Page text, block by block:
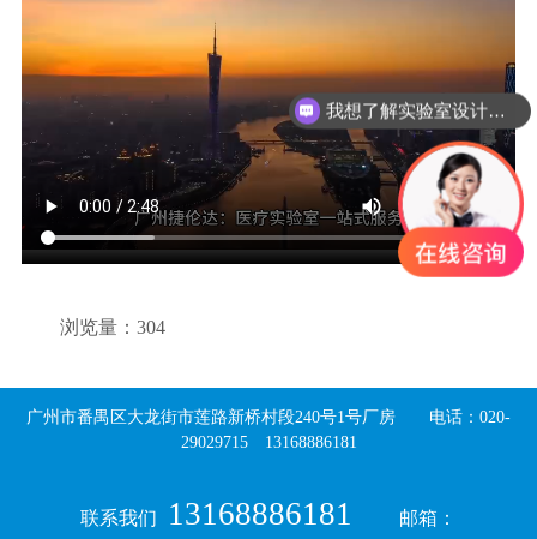
浏览量： 304
广州市番禺区大龙街市莲路新桥村段240号1号厂房 电话：020-
29029715 13168886181
联系我们 13168886181 邮箱：
我想了解实验室设计装修配套工程情况？